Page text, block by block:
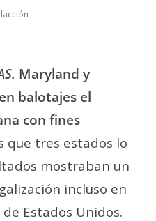
Maryland y
balotajes el
con fines
que tres estados lo
mostraban un
incluso en
Estados Unidos.